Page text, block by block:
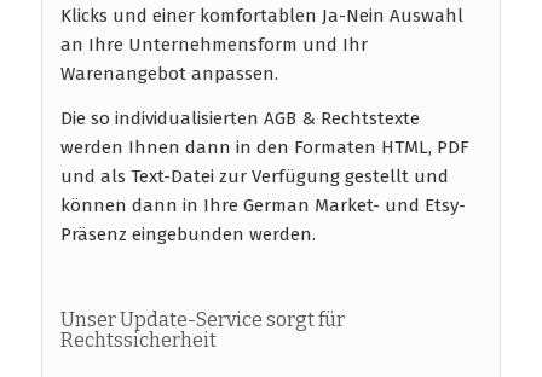
Klicks und einer komfortablen Ja-Nein Auswahl
an Ihre Unternehmensform und Ihr
Warenangebot anpassen.
Die so individualisierten AGB & Rechtstexte
werden Ihnen dann in den Formaten HTML, PDF
und als Text-Datei zur Verfügung gestellt und
können dann in Ihre German Market- und Etsy-
Präsenz eingebunden werden.
Unser Update-Service sorgt für
Rechtssicherheit